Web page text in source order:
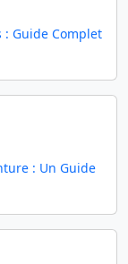
Guide Complet
: Un Guide